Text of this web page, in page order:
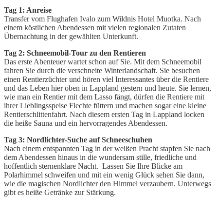
Tag 1: Anreise
Transfer vom Flughafen Ivalo zum Wildnis Hotel Muotka. Nach
einem köstlichen Abendessen mit vielen regionalen Zutaten
Übernachtung in der gewählten Unterkunft.
Tag 2: Schneemobil-Tour zu den Rentieren
Das erste Abenteuer wartet schon auf Sie. Mit dem Schneemobil
fahren Sie durch die verschneite Winterlandschaft. Sie besuchen
einen Rentierzüchter und hören viel Interessantes über die Rentiere
und das Leben hier oben in Lappland gestern und heute. Sie lernen,
wie man ein Rentier mit dem Lasso fängt, dürfen die Rentiere mit
ihrer Lieblingsspeise Flechte füttern und machen sogar eine kleine
Rentierschlittenfahrt. Nach diesem ersten Tag in Lappland locken
die heiße Sauna und ein hervorragendes Abendessen.
Tag 3: Nordlichter-Suche auf Schneeschuhen
Nach einem entspannten Tag in der weißen Pracht stapfen Sie nach
dem Abendessen hinaus in die wundersam stille, friedliche und
hoffentlich sternenklare Nacht. Lassen Sie Ihre Blicke am
Polarhimmel schweifen und mit ein wenig Glück sehen Sie dann,
wie die magischen Nordlichter den Himmel verzaubern. Unterwegs
gibt es heiße Getränke zur Stärkung.